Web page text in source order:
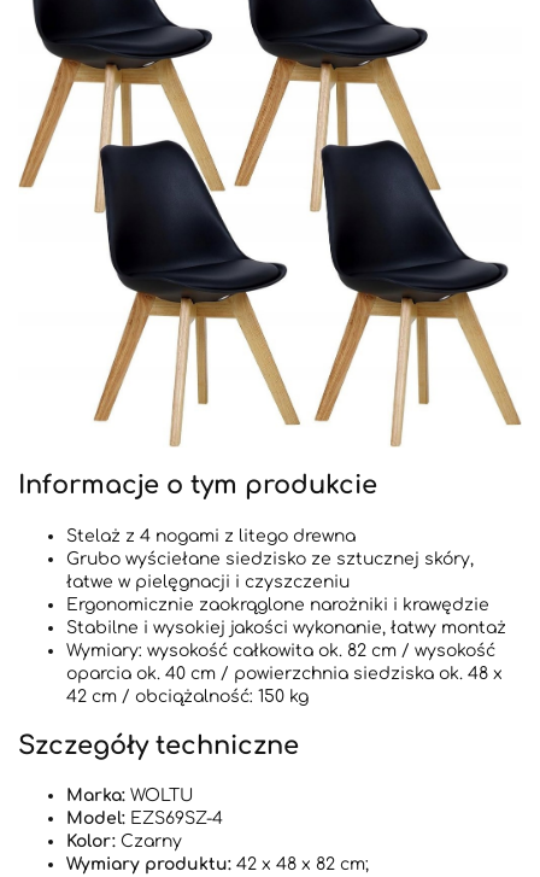
Informacje o tym produkcie
Stelaż z 4 nogami z litego drewna
Grubo wyściełane siedzisko ze sztucznej skóry,
łatwe w pielęgnacji i czyszczeniu
Ergonomicznie zaokrąglone narożniki i krawędzie
Stabilne i wysokiej jakości wykonanie, łatwy montaż
Wymiary: wysokość całkowita ok. 82 cm / wysokość
oparcia ok. 40 cm / powierzchnia siedziska ok. 48 x
42 cm / obciążalność: 150 kg
Szczegóły techniczne
Marka: ‎WOLTU
Model: ‎EZS69SZ-4
Kolor: ‎Czarny
Wymiary produktu: ‎42 x 48 x 82 cm;